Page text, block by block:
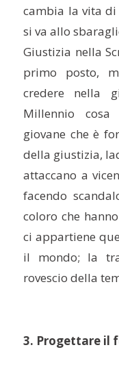
cambia la vita
si va allo
Giustizia nella
primo posto,
credere nella
Millennio cosa
giovane che è
della giustizia,
attaccano a
facendo
coloro che
ci appartiene
il mondo; la
rovescio della
3. Progettare il